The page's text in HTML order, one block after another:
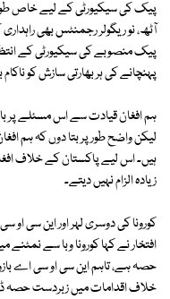
پیک کی سیکیورٹی کے لیے خاص
آٹھ، نو ریگولر رجمنٹس بھی
پیک منصوبے کی سیکیورٹی کے
پہنچانے کی ہر بھارتی سازش کو
ہم افغان قیادت سے اس مسئلے پر
لیکن واضح طور پر بتا دوں کہ ہم
ہیں۔ اس لیے پاکستان کے خلاف
زیادہ الزام نہیں دیتے۔
کورونا کی دوسری لہر اور این سی او
افتخار نے کہا کورونا وبا سے
حصہ ہے، تاہم این سی او سی اے بازو
خلاف اقدامات میں زبردست حصہ